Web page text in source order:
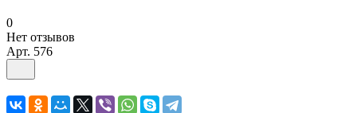
0
Нет отзывов
Арт. 576